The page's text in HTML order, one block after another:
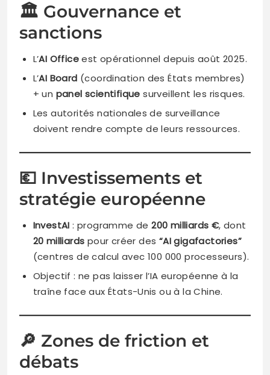
🏛️ Gouvernance et
sanctions
L’AI Officeest opérationnel depuis août 2025.
L’AI Board (coordination des États membres)
+ un panel scientifique surveillent les risques.
Les autorités nationales de surveillance
doivent rendre compte de leurs ressources.
💶 Investissements et
stratégie européenne
InvestAI : programme de200 milliards €, dont
20 milliards pour créer des “AI gigafactories”
(centres de calcul avec 100 000 processeurs).
Objectif : ne pas laisser l’IA européenne à la
traîne face aux États-Unis ou à la Chine.
🔎 Zones de friction et
débats